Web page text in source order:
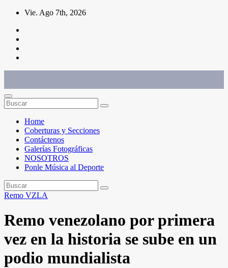
Saltar
contenido
Vie. Ago 7th, 2026
Home
Coberturas y Secciones
Contáctenos
Galerías Fotográficas
NOSOTROS
Ponle Música al Deporte
Remo VZLA
Remo venezolano por primera
vez en la historia se sube en un
podio mundialista